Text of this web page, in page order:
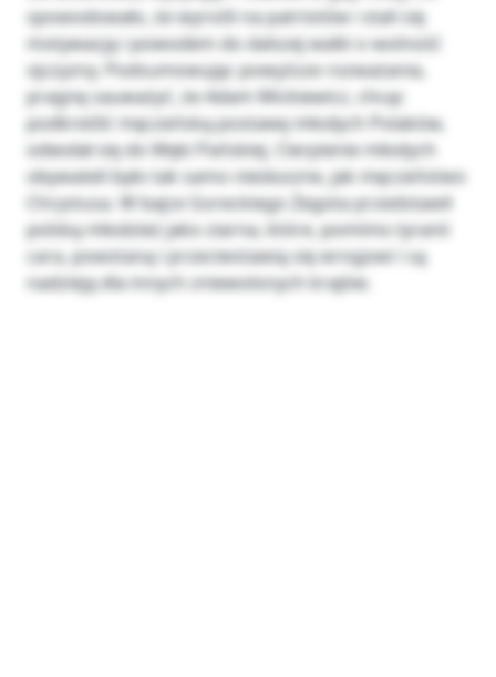
spowodowało, że wyrośli na patriotów i stali się
motywacją i powodem do dalszej walki o wolność
ojczyzny. Podsumowując powyższe rozważania,
pragnę zauważyć, że Adam Mickiewicz, chcąc
podkreślić męczeńską postawę młodych Polaków,
odwołał się do Męki Pańskiej. Cierpienie młodych
obywateli było tak samo niesłuszne, jak męczeństwo
Chrystusa. W bajce Goreckiego Żegota przedstawił
polską młodzież jako ziarna, które, pomimo tyranii
cara, powstaną i przeciwstawią się wrogowi i są
nadzieją dla innych zniewolonych krajów.